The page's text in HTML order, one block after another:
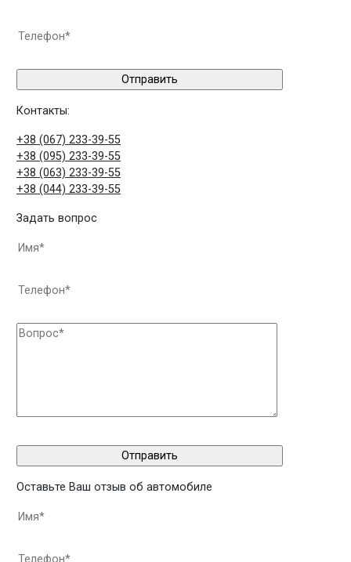
Контакты:
+38 (067) 233-39-55
+38 (095) 233-39-55
+38 (063) 233-39-55
+38 (044) 233-39-55
Задать вопрос
Оставьте Ваш отзыв об автомобиле